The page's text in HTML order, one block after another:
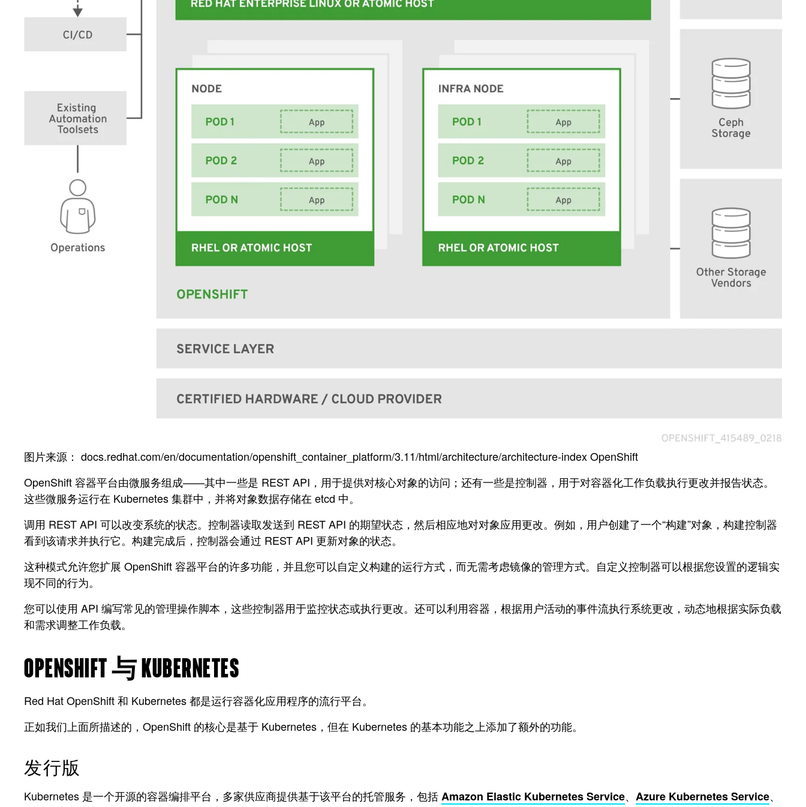
图片来源： docs.redhat.com/en/documentation/openshift_container_platform/3.11/html/architecture/architecture-index OpenShift
OpenShift 容器平台由微服务组成——其中一些是 REST API，用于提供对核心对象的访问；还有一些是控制器，用于对容器化工作负载执行更改并报告状态。
这些微服务运行在 Kubernetes 集群中，并将对象数据存储在 etcd 中。
调用 REST API 可以改变系统的状态。控制器读取发送到 REST API 的期望状态，然后相应地对对象应用更改。例如，用户创建了一个“构建”对象，构建控制器
看到该请求并执行它。构建完成后，控制器会通过 REST API 更新对象的状态。
这种模式允许您扩展 OpenShift 容器平台的许多功能，并且您可以自定义构建的运行方式，而无需考虑镜像的管理方式。自定义控制器可以根据您设置的逻辑实
现不同的行为。
您可以使用 API 编写常见的管理操作脚本，这些控制器用于监控状态或执行更改。还可以利用容器，根据用户活动的事件流执行系统更改，动态地根据实际负载
和需求调整工作负载。
OPENSHIFT 与 KUBERNETES
Red Hat OpenShift 和 Kubernetes 都是运行容器化应用程序的流行平台。
正如我们上面所描述的，OpenShift 的核心是基于 Kubernetes，但在 Kubernetes 的基本功能之上添加了额外的功能。
发行版
Kubernetes 是一个开源的容器编排平台，多家供应商提供基于该平台的托管服务，包括Amazon Elastic Kubernetes Service、 Azure Kubernetes Service、